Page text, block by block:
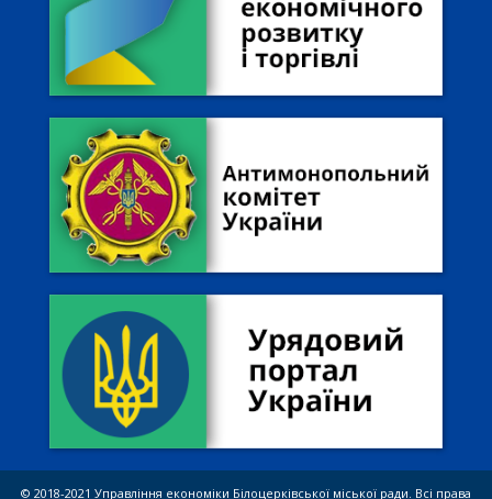
© 2018-2021 Управління економіки Білоцерківської міської ради. Всі права